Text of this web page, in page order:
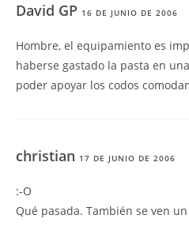
David GP 16 DE JUNIO DE 2006
Hombre, el equipamiento es
haberse gastado la pasta en
poder apoyar los codos
christian 17 DE JUNIO DE 2006
:-O
Qué pasada. También se ven